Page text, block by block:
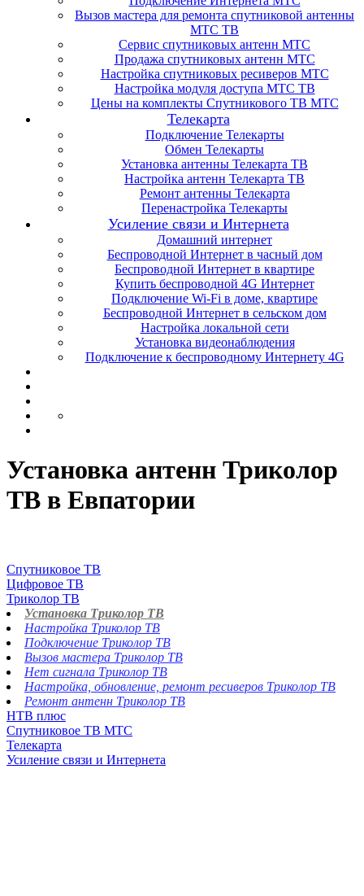
Вызов мастера для ремонта спутниковой антенны
МТС ТВ
Сервис спутниковых антенн МТС
Продажа спутниковых антенн МТС
Настройка спутниковых ресиверов МТС
Настройка модуля доступа МТС ТВ
Цены на комплекты Спутникового ТВ МТС
Телекарта
Подключение Телекарты
Обмен Телекарты
Установка антенны Телекарта ТВ
Настройка антенн Телекарта ТВ
Ремонт антенны Телекарта
Перенастройка Телекарты
Усиление связи и Интернета
Домашний интернет
Беспроводной Интернет в часный дом
Беспроводной Интернет в квартире
Купить беспроводной 4G Интернет
Подключение Wi-Fi в доме, квартире
Беспроводной Интернет в сельском дом
Настройка локальной сети
Установка видеонаблюдения
Подключение к беспроводному Интернету 4G
Установка антенн Триколор
ТВ в Евпатории
Спутниковое ТВ
Цифровое ТВ
Триколор ТВ
Установка Триколор ТВ
Настройка Триколор ТВ
Подключение Триколор ТВ
Вызов мастера Триколор ТВ
Нет сигнала Триколор ТВ
Настройка, обновление, ремонт ресиверов Триколор ТВ
Ремонт антенн Триколор ТВ
НТВ плюс
Спутниковое ТВ МТС
Телекарта
Усиление связи и Интернета